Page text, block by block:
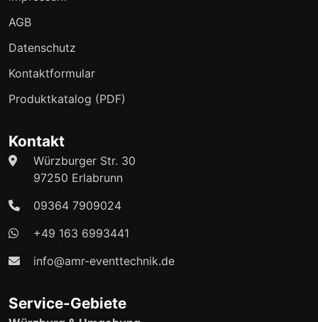
AGB
Datenschutz
Kontaktformular
Produktkatalog (PDF)
Kontakt
Würzburger Str. 30
97250 Erlabrunn
09364 7909024
+49 163 6993441
info@amr-eventtechnik.de
Service-Gebiete